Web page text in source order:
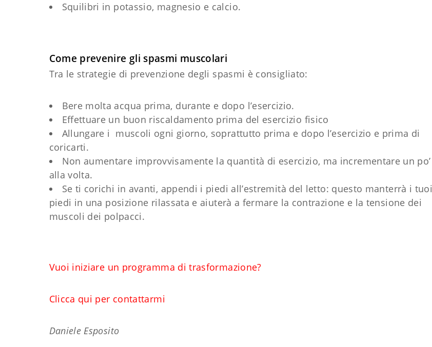
Squilibri in potassio, magnesio e calcio.
Come prevenire gli spasmi muscolari
Tra le strategie di prevenzione degli spasmi è consigliato:
Bere molta acqua prima, durante e dopo l’esercizio.
Effettuare un buon riscaldamento prima del esercizio fisico
Allungare i muscoli ogni giorno, soprattutto prima e dopo l’esercizio e prima di
coricarti.
Non aumentare improvvisamente la quantità di esercizio, ma incrementare un po’
alla volta.
Se ti corichi in avanti, appendi i piedi all’estremità del letto: questo manterrà i tuoi
piedi in una posizione rilassata e aiuterà a fermare la contrazione e la tensione dei
muscoli dei polpacci.
Vuoi iniziare un programma di trasformazione?
Clicca qui per contattarmi
Daniele Esposito